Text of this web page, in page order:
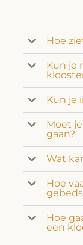
Hoe
Kun je
Kun je
Moet
gaan?
Wat
Hoe
Hoe
een